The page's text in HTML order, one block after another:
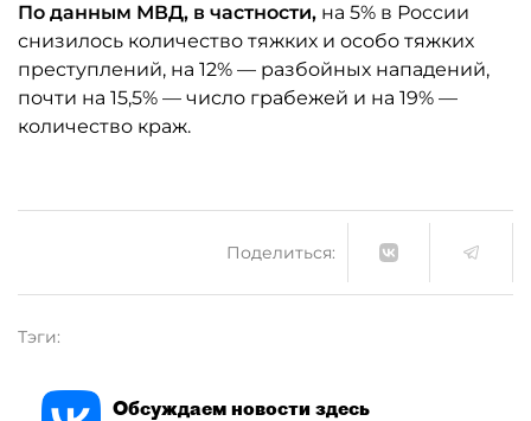
По данным МВД, в частности, на 5% в России
снизилось количество тяжких и особо тяжких
преступлений, на 12% — разбойных нападений,
почти на 15,5% — число грабежей и на 19% —
количество краж.
Поделиться:
Тэги:
Обсуждаем новости здесь